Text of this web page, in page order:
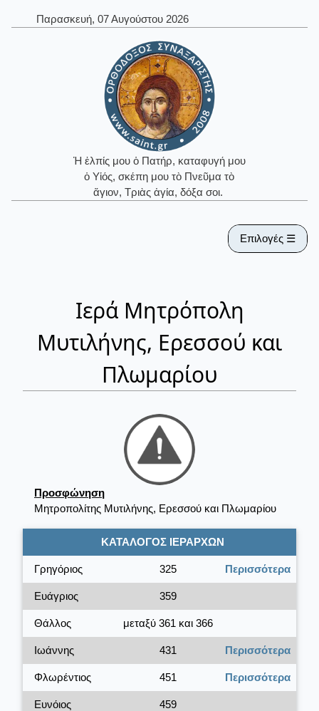
Παρασκευή, 07 Αυγούστου 2026
Ἡ ἐλπίς μου ὁ Πατήρ, καταφυγή μου
ὁ Υἱός, σκέπη μου τὸ Πνεῦμα τὸ
ἅγιον, Τριὰς ἁγία, δόξα σοι.
Επιλογές ☰
Ιερά Μητρόπολη
Μυτιλήνης, Ερεσσού και
Πλωμαρίου
Προσφώνηση
Μητροπολίτης Μυτιλήνης, Ερεσσού και Πλωμαρίου
ΚΑΤΑΛΟΓΟΣ ΙΕΡΑΡΧΩΝ
Γρηγόριος 325 Περισσότερα
Ευάγριος 359
Θάλλος μεταξύ 361 και 366
Ιωάννης 431 Περισσότερα
Φλωρέντιος 451 Περισσότερα
Ευνόιος 459